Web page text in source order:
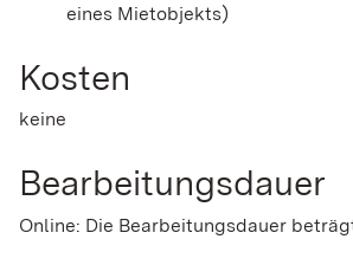
eines Mietobjekts)
Kosten
keine
Bearbeitungsdauer
Online: Die Bearbeitungsdauer